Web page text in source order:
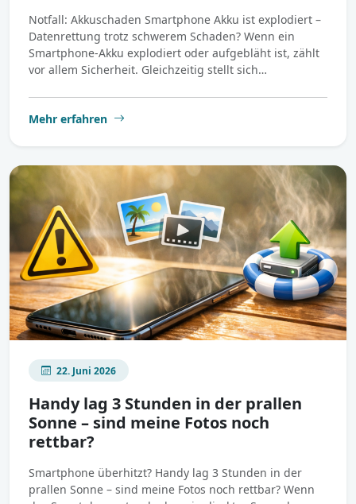
Notfall: Akkuschaden Smartphone Akku ist explodiert –
Datenrettung trotz schwerem Schaden? Wenn ein
Smartphone-Akku explodiert oder aufgebläht ist, zählt
vor allem Sicherheit. Gleichzeitig stellt sich…
Mehr erfahren
22. Juni 2026
Handy lag 3 Stunden in der prallen
Sonne – sind meine Fotos noch
rettbar?
Smartphone überhitzt? Handy lag 3 Stunden in der
prallen Sonne – sind meine Fotos noch rettbar? Wenn